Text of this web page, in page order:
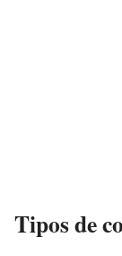
Tipos de